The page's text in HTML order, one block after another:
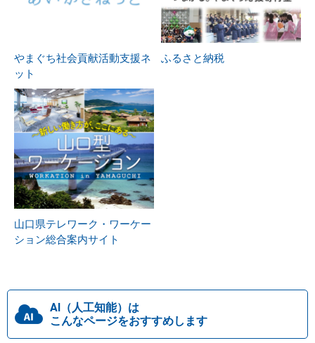
やまぐち社会貢献活動支援ネ
ット
ふるさと納税
山口県テレワーク・ワーケー
ション総合案内サイト
AI（人工知能）は
こんなページをおすすめします